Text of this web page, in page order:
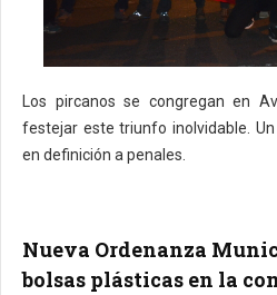
Los pircanos se congregan en
festejar este triunfo inolvidable.
en definición a penales.
Nueva Ordenanza
bolsas plásticas en la